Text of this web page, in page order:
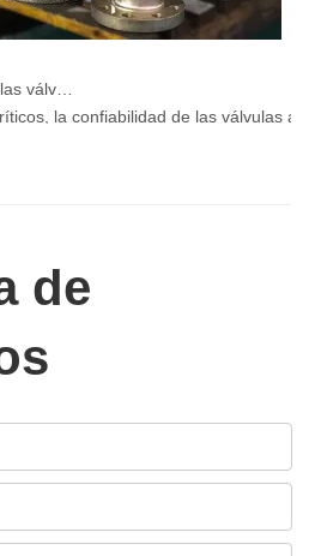
la confiabilidad de las válvulas
Mecanismo de separación de flujo en filtros de cesta
de